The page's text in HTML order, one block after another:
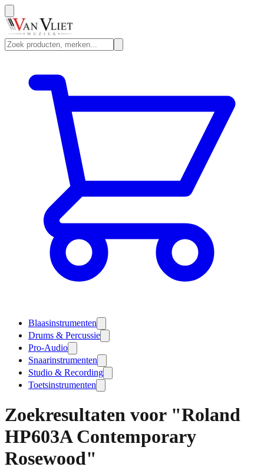
Blaasinstrumenten
Drums & Percussie
Pro-Audio
Snaarinstrumenten
Studio & Recording
Toetsinstrumenten
Zoekresultaten voor "Roland
HP603A Contemporary
Rosewood"